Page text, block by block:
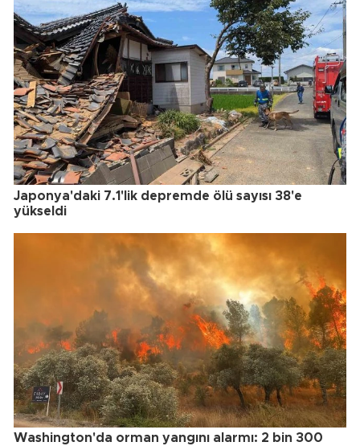
Japonya'daki 7.1'lik depremde ölü sayısı 38'e
yükseldi
Washington'da orman yangını alarmı: 2 bin 300